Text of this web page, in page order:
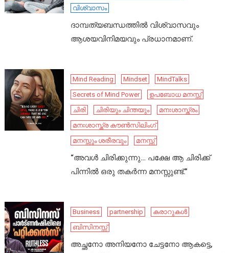
വിശ്വാസം
ദാമ്പത്യബന്ധത്തിൽ വിശ്വാസവും
ആശയവിനിമയവും പ്രധാനമാണ്.
Mind Reading Mindset
MindTalks
Secrets of Mind Power
ഉപബോധ മനസ്സ്
ചിരി
ചിരിയും ചിന്തയും
മനഃശാസ്ത്രം
മനഃശാസ്ത്ര കൗൺസിലിംഗ്
മനസ്സും ശരീരവും
മനസ്സ്
“അവൾ ചിരിക്കുന്നു… പക്ഷേ ആ ചിരിക്ക്
പിന്നിൽ ഒരു തകർന്ന മനസ്സുണ്ട്.”
Business partnership
കരാറുകൾ
ബിസിനസ്സ്
അച്ഛനോ അനിയനോ ചേട്ടനോ ആകട്ടെ,